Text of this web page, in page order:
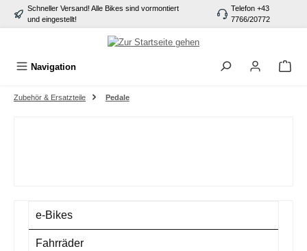
springen
Schneller Versand! Alle Bikes sind vormontiert
und eingestellt!
Telefon +43
7766/20772
Navigation
Zubehör & Ersatzteile Pedale
e-Bikes
Fahrräder